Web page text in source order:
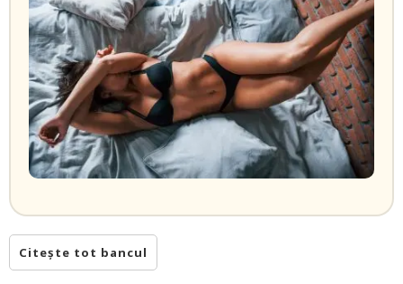
Citește tot bancul